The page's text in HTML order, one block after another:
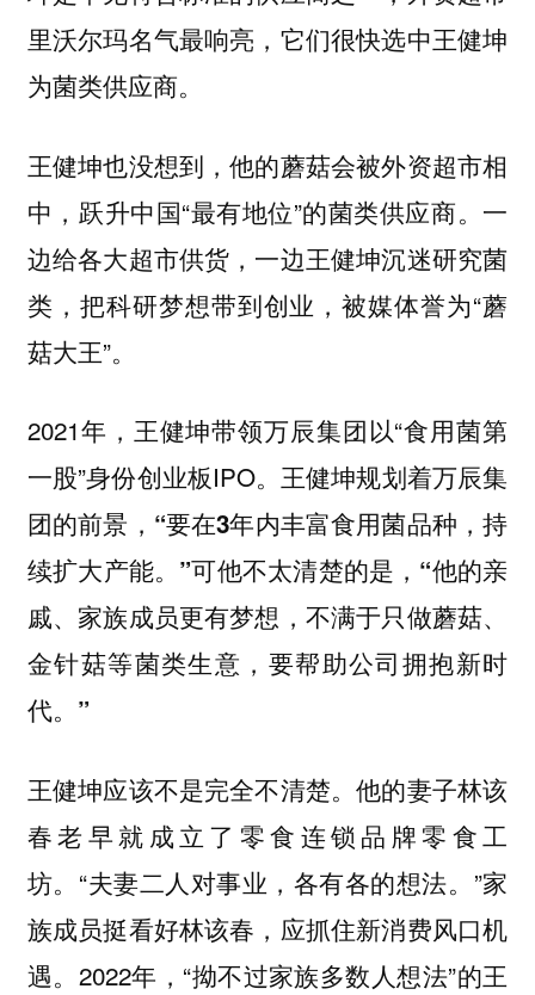
里沃尔玛名气最响亮，它们很快选中王健坤
为菌类供应商。
王健坤也没想到，他的蘑菇会被外资超市相
中，跃升中国“最有地位”的菌类供应商。一
边给各大超市供货，一边王健坤沉迷研究菌
类，把科研梦想带到创业，被媒体誉为“蘑
菇大王”。
2021年，王健坤带领万辰集团以“食用菌第
一股”身份创业板IPO。王健坤规划着万辰集
团的前景，“要在3年内丰富食用菌品种，持
续扩大产能。”可他不太清楚的是，“他的亲
戚、家族成员更有梦想，不满于只做蘑菇、
金针菇等菌类生意，要帮助公司拥抱新时
代。”
王健坤应该不是完全不清楚。他的妻子林该
春老早就成立了零食连锁品牌零食工
坊。“夫妻二人对事业，各有各的想法。”家
族成员挺看好林该春，应抓住新消费风口机
遇。2022年，“拗不过家族多数人想法”的王